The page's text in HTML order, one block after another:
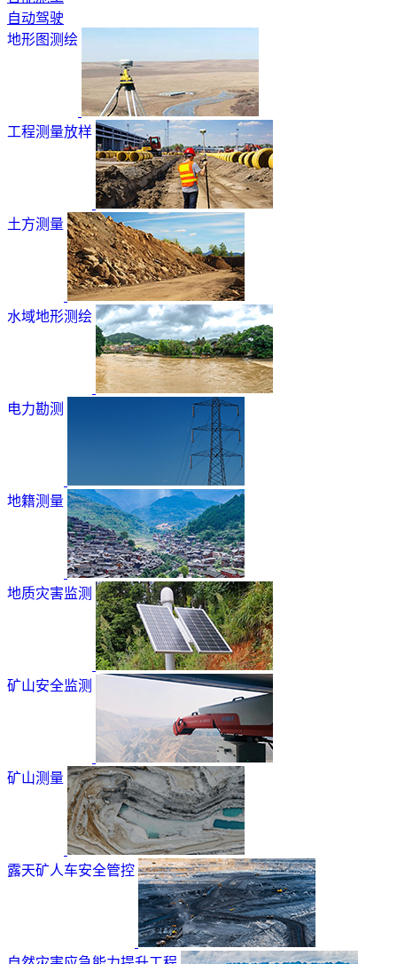
自动驾驶
地形图测绘
工程测量放样
土方测量
水域地形测绘
电力勘测
地籍测量
地质灾害监测
矿山安全监测
矿山测量
露天矿人车安全管控